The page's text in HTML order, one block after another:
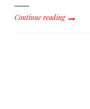
Continue reading